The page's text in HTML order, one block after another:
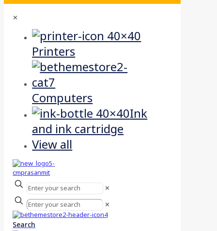
✕
Printers
Computers
Ink
and ink cartridge
View all
✕
✕
Search